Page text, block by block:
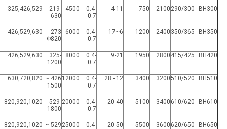
BH300
290/300
2100
750
4-11
0.4-
0.7
4500
219-
630
325,426,529
BH350
350/365
2400
1200
6~17
0.4-
0.7
6000
273-
Φ820
426,529,630
BH420
415/425
2800
1950
9-21
0.4-
0.7
8000
325-
1200
426,529,630
BH510
510/520
3200
3400
12 - 28
0.4-
0.7
12000
426 ~
1500
630,720,820
BH610
610/620
3400
5100
20-40
0.4-
0.7
20000
529-
1800
820,920,1020
BH650
620/650
3600
5500
20-50
0.4-
25000
529 ~
820,920,1020